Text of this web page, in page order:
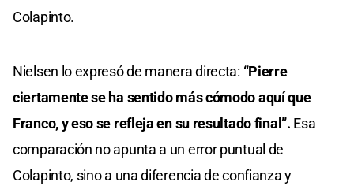
Colapinto.
Nielsen lo expresó de manera directa: “Pierre
ciertamente se ha sentido más cómodo aquí que
Franco, y eso se refleja en su resultado final”. Esa
comparación no apunta a un error puntual de
Colapinto, sino a una diferencia de confianza y